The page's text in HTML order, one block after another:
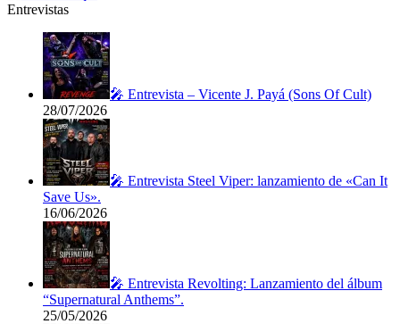
Entrevistas
🎤 Entrevista – Vicente J. Payá (Sons Of Cult)
28/07/2026
🎤 Entrevista Steel Viper: lanzamiento de «Can It
Save Us».
16/06/2026
🎤 Entrevista Revolting: Lanzamiento del álbum
“Supernatural Anthems”.
25/05/2026